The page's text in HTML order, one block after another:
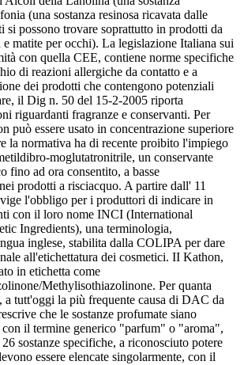
(una sostanza resinosa ricavata dalle
si possono trovare soprattutto in prodotti da
e matite per occhi). La legislazione Italiana sui
con quella CEE, contiene norme specifiche
di reazioni allergiche da contatto e a
dei prodotti che contengono potenziali
il Dig n. 50 del 15-2-2005 riporta
riguardanti fragranze e conservanti. Per
può essere usato in concentrazione superiore
la normativa ha di recente proibito l'impiego
moglutatronitrile, un conservante
fino ad ora consentito, a basse
prodotti a risciacquo. A partire dall' 11
l'obbligo per i produttori di indicare in
con il loro nome INCI (International
Ingredients), una terminologia,
inglese, stabilita dalla COLIPA per dare
all'etichettatura dei cosmetici. II Kathon,
in etichetta come
Methylisothiazolinone. Per quanta
a tutt'oggi la più frequente causa di DAC da
che le sostanze profumate siano
con il termine generico "parfum" o "aroma",
sostanze specifiche, a riconosciuto potere
essere elencate singolarmente, con il